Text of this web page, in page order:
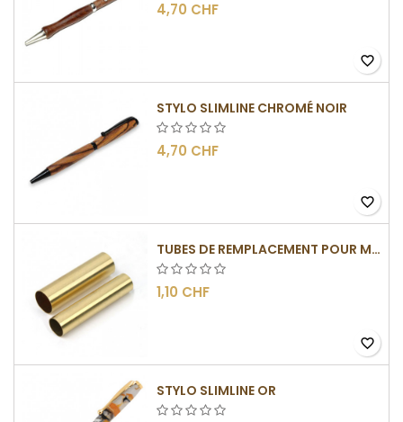
4,70 CHF
favorite_border
STYLO SLIMLINE CHROMÉ NOIR
4,70 CHF
favorite_border
TUBES DE REMPLACEMENT POUR MÉCANISMES SLIMLINE
1,10 CHF
favorite_border
STYLO SLIMLINE OR